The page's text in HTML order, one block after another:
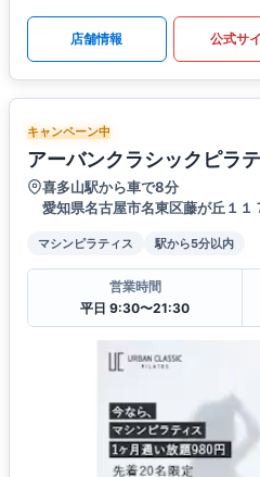
店舗情報 公式サ
キャンペーン中
アーバンクラシックピラ
喜多山駅から車で8分
愛知県名古屋市名東区藤が丘１１
マシンピラティス 駅から5分以内
営業時間
平日 9:30〜21:30